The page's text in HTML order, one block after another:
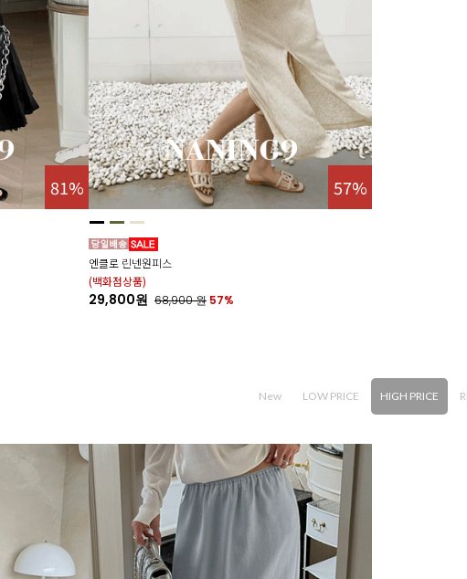
81% 57%
엔클로 린넨원피스
(백화점상품)
29,800원 68,900원 57%
New LOW PRICE HIGH PRICE